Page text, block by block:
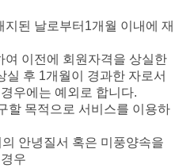
된 날로부터1개월 이내에 재
여 이전에 회원자격을 상실한
실 후 1개월이 경과한 자로서
우에는 예외로 합니다.
할 목적으로 서비스를 이용하
안녕질서 혹은 미풍양속을
우